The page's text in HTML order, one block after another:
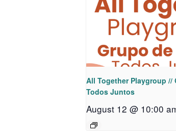
All Together Playgroup //
Todos Juntos
August 12 @ 10:00